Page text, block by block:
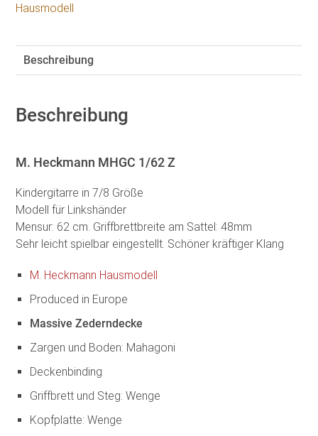
Hausmodell
Beschreibung
Beschreibung
M. Heckmann MHGC 1/62 Z
Kindergitarre in 7/8 Größe
Modell für Linkshänder
Mensur: 62 cm. Griffbrettbreite am Sattel: 48mm
Sehr leicht spielbar eingestellt. Schöner kräftiger Klang
M. Heckmann Hausmodell
Produced in Europe
Massive Zederndecke
Zargen und Boden: Mahagoni
Deckenbinding
Griffbrett und Steg: Wenge
Kopfplatte: Wenge